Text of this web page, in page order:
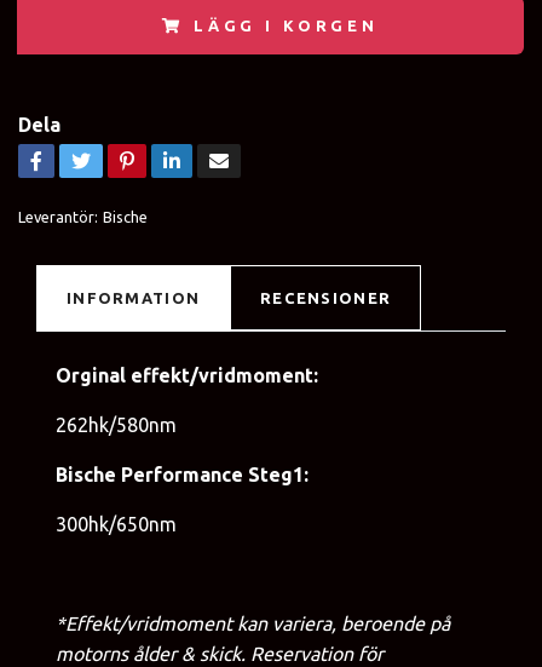
LÄGG I KORGEN
Dela
Leverantör: Bische
INFORMATION RECENSIONER
Orginal effekt/vridmoment:
262hk/580nm
Bische Performance Steg1:
300hk/650nm
*Effekt/vridmoment kan variera, beroende på
motorns ålder & skick. Reservation för